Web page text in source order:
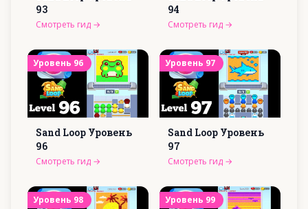
93
Смотреть гид →
94
Смотреть гид →
Уровень 96
Sand Loop Уровень
96
Смотреть гид →
Уровень 97
Sand Loop Уровень
97
Смотреть гид →
Уровень 98 Уровень 99